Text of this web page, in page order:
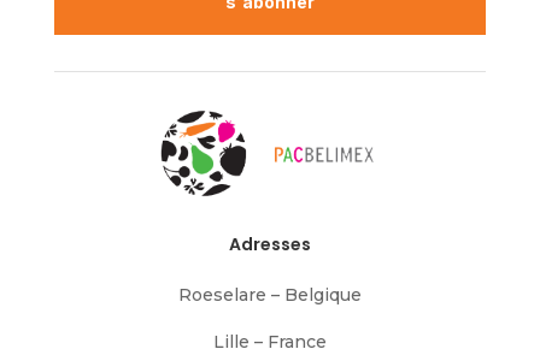
Adresses
Roeselare – Belgique
Lille – France